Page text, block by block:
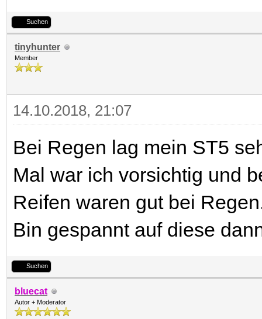
Suchen
tinyhunter
Member
14.10.2018, 21:07
Bei Regen lag mein ST5
Mal war ich vorsichtig und
Reifen waren gut bei
Bin gespannt auf diese
Suchen
bluecat
Autor + Moderator